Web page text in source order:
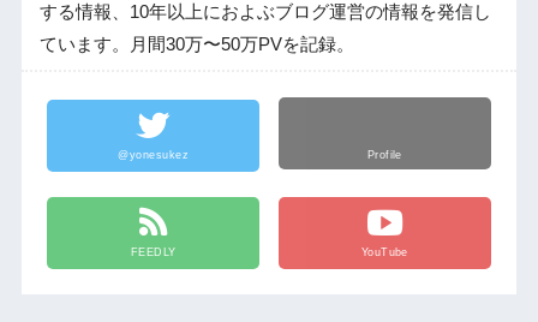
する情報、10年以上におよぶブログ運営の情報を発信し
ています。月間30万〜50万PVを記録。
@yonesukez Profile
FEEDLY YouTube